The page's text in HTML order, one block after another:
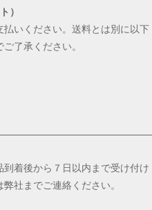
）
いください。送料とは別に以下
了承ください。
着後から７日以内まで受け付け
社までご連絡ください。